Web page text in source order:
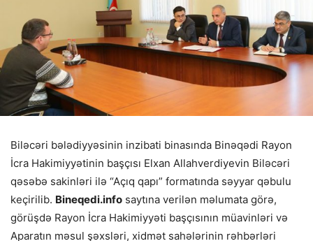
Biləcəri bələdiyyəsinin inzibati binasında Binəqədi Rayon
İcra Hakimiyyətinin başçısı Elxan Allahverdiyevin Biləcəri
qəsəbə sakinləri ilə “Açıq qapı” formatında səyyar qəbulu
keçirilib. Bineqedi.info saytına verilən məlumata görə,
görüşdə Rayon İcra Hakimiyyəti başçısının müavinləri və
Aparatın məsul şəxsləri, xidmət sahələrinin rəhbərləri